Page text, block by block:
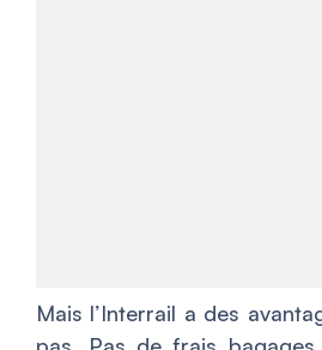
Mais l’Interrail a des